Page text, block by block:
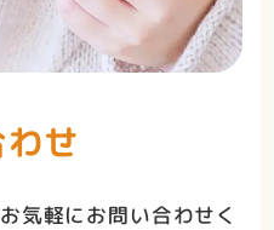
せ
気軽にお問い合わせく